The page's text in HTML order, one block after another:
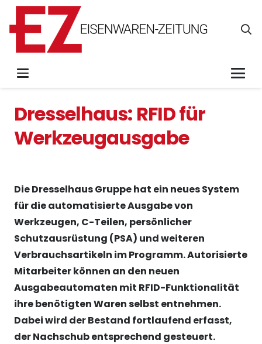
Dresselhaus: RFID für
Werkzeugausgabe
Die Dresselhaus Gruppe hat ein neues System
für die automatisierte Ausgabe von
Werkzeugen, C-Teilen, persönlicher
Schutzausrüstung (PSA) und weiteren
Verbrauchsartikeln im Programm. Autorisierte
Mitarbeiter können an den neuen
Ausgabeautomaten mit RFID-Funktionalität
ihre benötigten Waren selbst entnehmen.
Dabei wird der Bestand fortlaufend erfasst,
der Nachschub entsprechend gesteuert.